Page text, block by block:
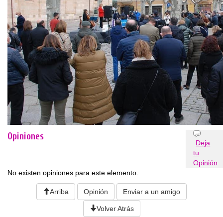
Opiniones
Deja
tu
Opinión
No existen opiniones para este elemento.
Arriba Opinión Enviar a un amigo
Volver Atrás